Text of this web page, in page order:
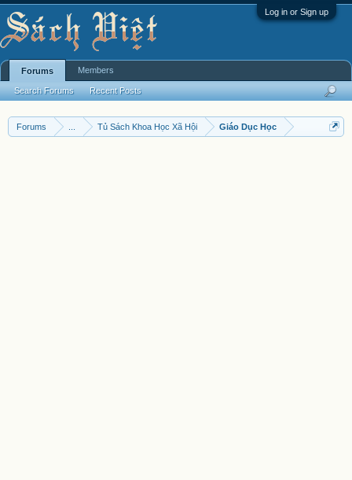
Log in or Sign up
Forums Tủ Sách Khoa Học Xã Hội Giáo Dục Học
Forums
Search Forums Recent Posts
Members